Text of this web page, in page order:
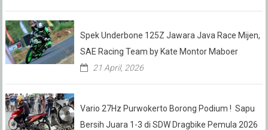
Spek Underbone 125Z Jawara Java Race Mijen,
SAE Racing Team by Kate Montor Maboer
21 April, 2026
Vario 27Hz Purwokerto Borong Podium ! Sapu
Bersih Juara 1-3 di SDW Dragbike Pemula 2026